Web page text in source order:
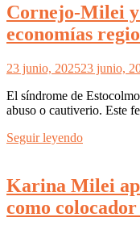
Cornejo-Milei y
economías
23 junio, 202523 junio,
El síndrome de
abuso o cautiverio. Este
Seguir leyendo
Karina Milei
como